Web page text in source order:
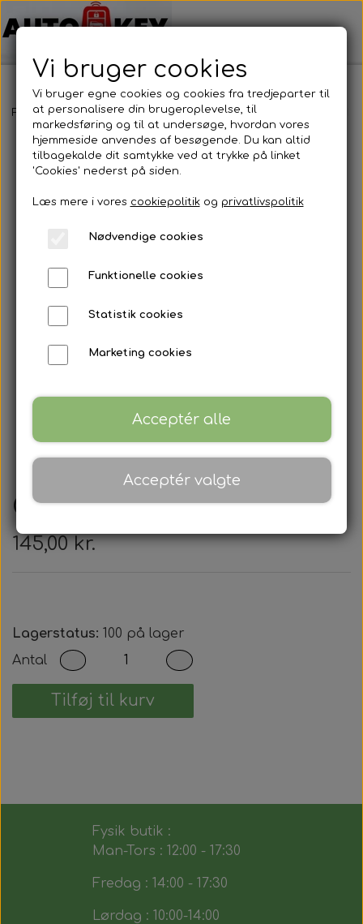
Forside Bilnøgler Chrevrolet Nøglehus
Chrevrolet - Nøglehus
145,00 kr.
Lagerstatus: 100 på lager
Antal
Tilføj til kurv
Fysik butik :
Man-Tors : 12:00 - 17:30
Fredag : 14:00 - 17:30
Lørdag : 10:00-14:00
Vi bruger cookies
Vi bruger egne cookies og cookies fra tredjeparter til
at personalisere din brugeroplevelse, til
markedsføring og til at undersøge, hvordan vores
hjemmeside anvendes af besøgende. Du kan altid
tilbagekalde dit samtykke ved at trykke på linket
'Cookies' nederst på siden.
Læs mere i vores cookiepolitikog privatlivspolitik
Nødvendige cookies
Funktionelle cookies
Statistik cookies
Marketing cookies
Acceptér alle
Acceptér valgte